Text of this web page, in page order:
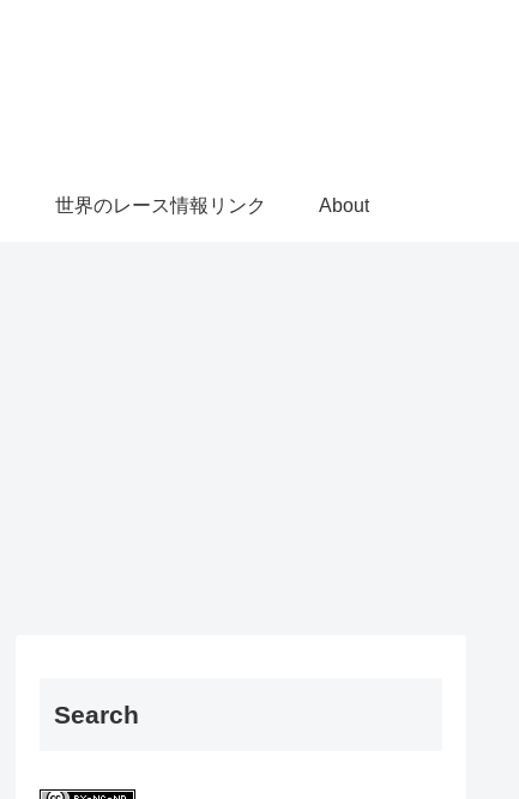
世界のレース情報リンク About
Search